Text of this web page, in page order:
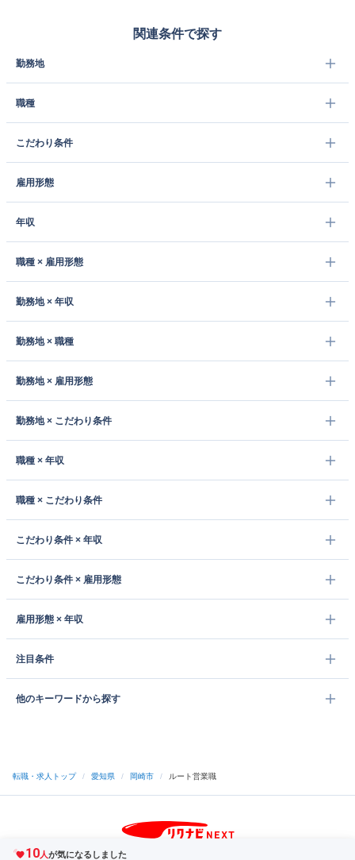
関連条件で探す
勤務地
職種
こだわり条件
雇用形態
年収
職種 × 雇用形態
勤務地 × 年収
勤務地 × 職種
勤務地 × 雇用形態
勤務地 × こだわり条件
職種 × 年収
職種 × こだわり条件
こだわり条件 × 年収
こだわり条件 × 雇用形態
雇用形態 × 年収
注目条件
他のキーワードから探す
10人が気になるしました
転職・求人トップ / 愛知県 / 岡崎市 / ルート営業職